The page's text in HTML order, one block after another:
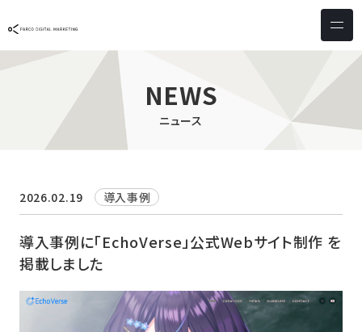
サービス & ソリューション
PICTONA
PDM XR
デジタルサイネージ
しふとん
ウェブアクセシビリティ
店頭
スキルアップ
導入事例
お客様の声
NEWS
ニュース
2026.02.19 導入事例
導入事例に「EchoVerse」公式Webサイト制作 を
掲載しました